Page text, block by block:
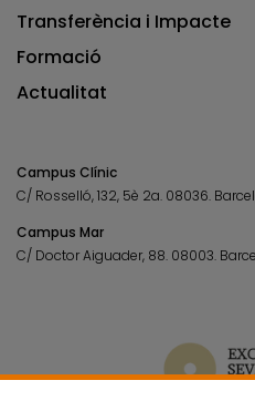
Transferència i Impacte
Formació
Actualitat
Campus Clínic
C/ Rosselló, 132, 5è 2a. 08036.
Campus Mar
C/ Doctor Aiguader, 88. 08003.